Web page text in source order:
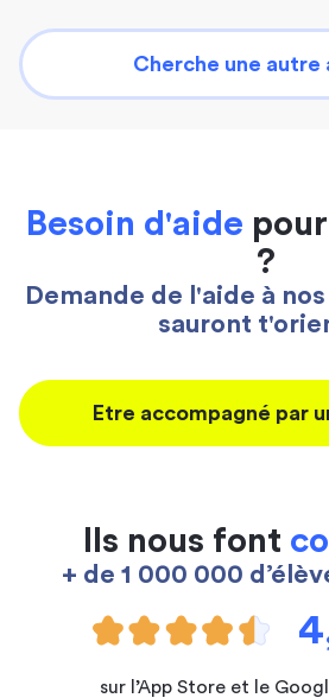
Cherche une autre
Besoin d'aide
?
Demande de l'aide à
sauront
Etre accompagné par
Ils nous font
+ de 1 000 000
sur l’App Store et le